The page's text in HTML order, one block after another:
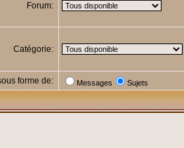
Forum:
Catégorie:
forme de: Messages Sujets